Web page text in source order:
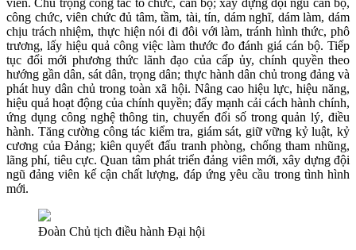
công chức, viên chức đủ tâm, tầm, tài, tín, dám nghĩ, dám làm, dám
chịu trách nhiệm, thực hiện nói đi đôi với làm, tránh hình thức, phô
trương, lấy hiệu quả công việc làm thước đo đánh giá cán bộ. Tiếp
tục đổi mới phương thức lãnh đạo của cấp ủy, chính quyền theo
hướng gần dân, sát dân, trọng dân; thực hành dân chủ trong đảng và
phát huy dân chủ trong toàn xã hội. Nâng cao hiệu lực, hiệu năng,
hiệu quả hoạt động của chính quyền; đẩy mạnh cải cách hành chính,
ứng dụng công nghệ thông tin, chuyển đổi số trong quản lý, điều
hành. Tăng cường công tác kiểm tra, giám sát, giữ vững kỷ luật, kỷ
cương của Đảng; kiên quyết đấu tranh phòng, chống tham nhũng,
lãng phí, tiêu cực. Quan tâm phát triển đảng viên mới, xây dựng đội
ngũ đảng viên kế cận chất lượng, đáp ứng yêu cầu trong tình hình
mới.
Đoàn Chủ tịch điều hành Đại hội